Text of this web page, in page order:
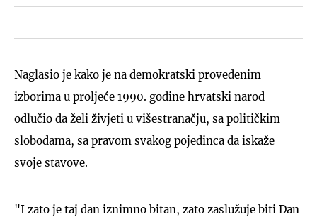
Naglasio je kako je na demokratski provedenim
izborima u proljeće 1990. godine hrvatski narod
odlučio da želi živjeti u višestranačju, sa političkim
slobodama, sa pravom svakog pojedinca da iskaže
svoje stavove.
"I zato je taj dan iznimno bitan, zato zaslužuje biti Dan